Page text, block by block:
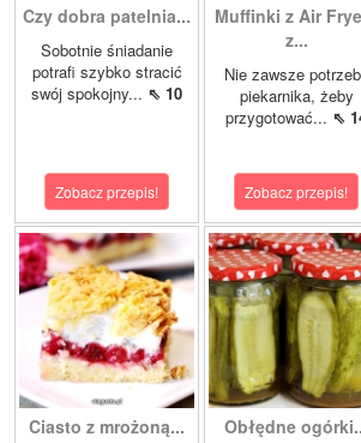
Czy dobra patelnia...
Sobotnie śniadanie
potrafi szybko stracić
swój spokojny... ⇖ 10
Zobacz przepis!
Muffinki z Air
z...
Nie zawsze
piekarnika, żeby
przygotować... ⇖
Zobacz przepis!
Ciasto z mrożoną... Obłędne